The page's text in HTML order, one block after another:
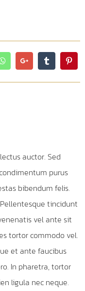
auctor. Sed
purus
bibendum felis.
tincidunt
vel ante sit
tortor commodo vel.
et ante faucibus
In pharetra, tortor
ligula nec neque.